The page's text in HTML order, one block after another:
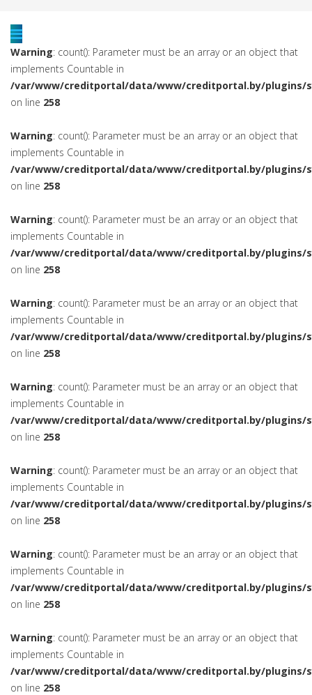
Warning: count(): Parameter must be an array or an object that
implements Countable in
/var/www/creditportal/data/www/creditportal.by/plugins/
on line 258
Warning: count(): Parameter must be an array or an object that
implements Countable in
/var/www/creditportal/data/www/creditportal.by/plugins/
on line 258
Warning: count(): Parameter must be an array or an object that
implements Countable in
/var/www/creditportal/data/www/creditportal.by/plugins/
on line 258
Warning: count(): Parameter must be an array or an object that
implements Countable in
/var/www/creditportal/data/www/creditportal.by/plugins/
on line 258
Warning: count(): Parameter must be an array or an object that
implements Countable in
/var/www/creditportal/data/www/creditportal.by/plugins/
on line 258
Warning: count(): Parameter must be an array or an object that
implements Countable in
/var/www/creditportal/data/www/creditportal.by/plugins/
on line 258
Warning: count(): Parameter must be an array or an object that
implements Countable in
/var/www/creditportal/data/www/creditportal.by/plugins/
on line 258
Warning: count(): Parameter must be an array or an object that
implements Countable in
/var/www/creditportal/data/www/creditportal.by/plugins/
on line 258